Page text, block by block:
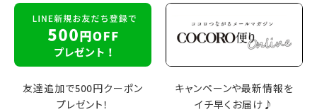
友達追加で500円クーポン
プレゼント！
キャンペーンや最新情報を
イチ早くお届け♪